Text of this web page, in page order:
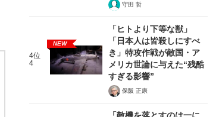
守田 哲
4位
4
NEW
「ヒトより下等な獣」
「日本人は皆殺しにすべ
き」特攻作戦が敵国・ア
メリカ世論に与えた“残酷
すぎる影響”
保阪 正康
「敵機を落とすのは一に